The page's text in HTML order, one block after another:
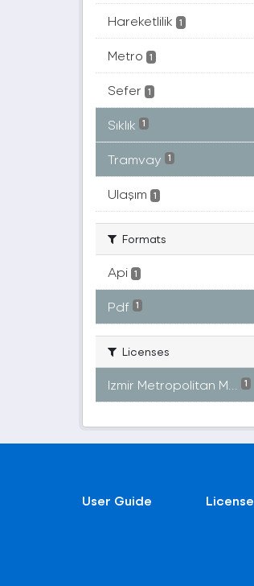
Hareketlilik 1
Metro 1
Sefer 1
Sıklık 1
Tramvay 1
Ulaşım 1
Formats
Api 1
Pdf 1
Licenses
Izmir Metropolitan M... 1
User Guide License